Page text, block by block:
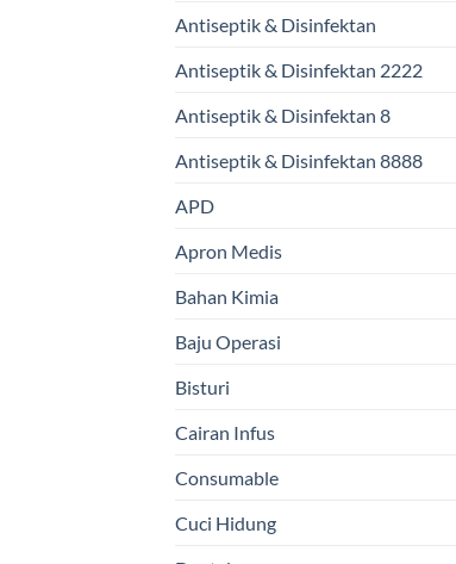
Antiseptik & Disinfektan
Antiseptik & Disinfektan 2222
Antiseptik & Disinfektan 8
Antiseptik & Disinfektan 8888
APD
Apron Medis
Bahan Kimia
Baju Operasi
Bisturi
Cairan Infus
Consumable
Cuci Hidung